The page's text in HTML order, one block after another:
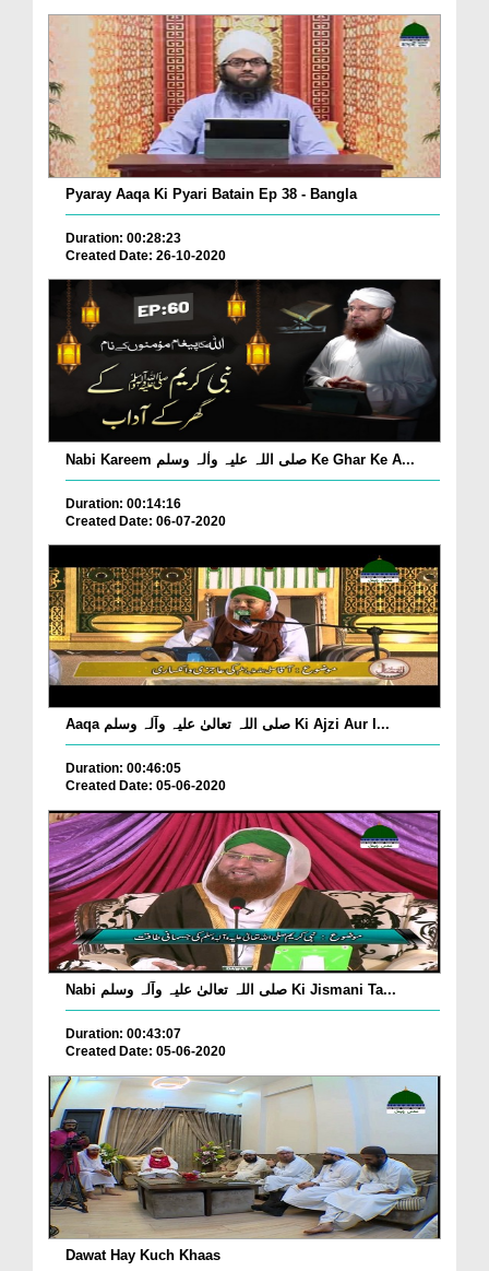
Pyaray Aaqa Ki Pyari Batain Ep 38 - Bangla
Duration: 00:28:23
Created Date: 26-10-2020
Nabi Kareem صلی اللہ علیہ واٰلہ وسلم Ke Ghar Ke A...
Duration: 00:14:16
Created Date: 06-07-2020
Aaqa صلی اللہ تعالیٰ علیہ وآلہ وسلم Ki Ajzi Aur I...
Duration: 00:46:05
Created Date: 05-06-2020
Nabi صلی اللہ تعالیٰ علیہ وآلہ وسلم Ki Jismani Ta...
Duration: 00:43:07
Created Date: 05-06-2020
Dawat Hay Kuch Khaas